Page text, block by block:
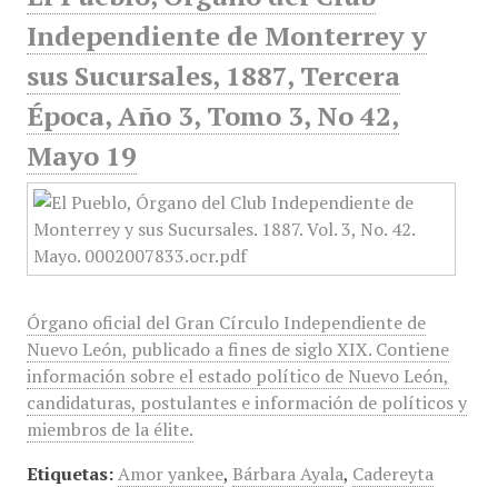
Independiente de Monterrey y
sus Sucursales, 1887, Tercera
Época, Año 3, Tomo 3, No 42,
Mayo 19
Órgano oficial del Gran Círculo Independiente de
Nuevo León, publicado a fines de siglo XIX. Contiene
información sobre el estado político de Nuevo León,
candidaturas, postulantes e información de políticos y
miembros de la élite.
Etiquetas: Amor yankee, Bárbara Ayala, Cadereyta